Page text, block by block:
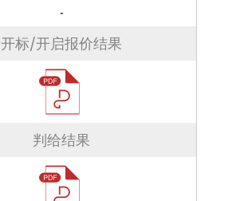
-
开标/开启报价结果
判给结果